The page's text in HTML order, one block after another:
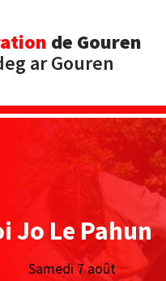
de Gouren
ar Gouren
Jo Le Pahun
Samedi 7 août